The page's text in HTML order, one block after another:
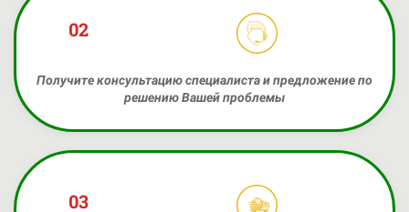
02
Получите консультацию специалиста и предложение по
решению Вашей проблемы
03